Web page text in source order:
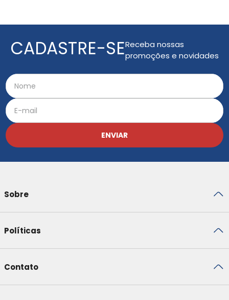
CADASTRE-SEReceba nossas
promoções e novidades
ENVIAR
Sobre
Políticas
Contato